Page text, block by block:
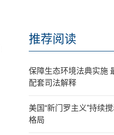
推荐阅读
保障生态环境法典实施
配套司法解释
美国“新门罗主义”持续
格局